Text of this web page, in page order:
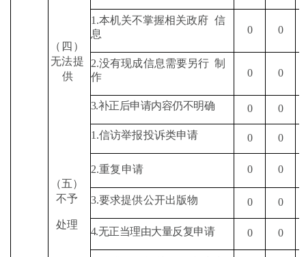
（四）
无法提
供
1.本机关不掌握相关政府 信
息
0 0
2.没有现成信息需要另行 制
作
0 0
3.补正后申请内容仍不明确 0 0
（五）
不予
处理
1.信访举报投诉类申请 0 0
2.重复申请 0 0
3.要求提供公开出版物 0 0
4.无正当理由大量反复申请 0 0